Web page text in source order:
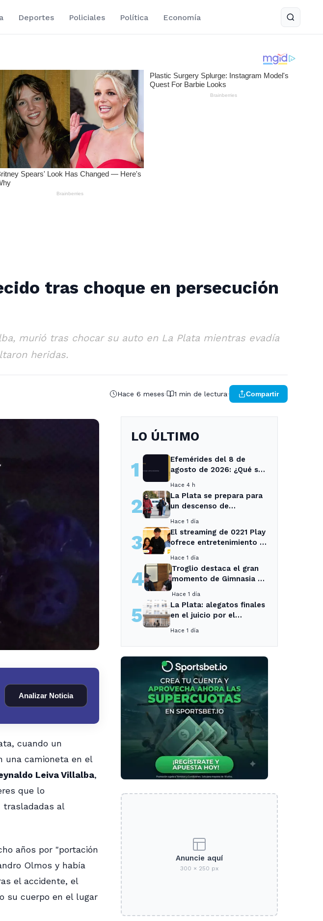
Deportes Policiales Política Economía
tras choque en persecución
murió tras chocar su auto en La Plata mientras evadía
heridas.
Hace 6 meses 1 min de lectura Compartir
Analizar Noticia
cuando un
una camioneta en el
Leiva Villalba,
que lo
trasladadas al
años por "portación
Olmos y había
el accidente, el
su cuerpo en el lugar
LO ÚLTIMO
1
Efemérides del 8 de
agosto de 2026: ¿Qué se
Hace 4 h
2
La Plata se prepara para
un descenso de
Hace 1 día
3
El streaming de 0221 Play
ofrece entretenimiento y
de La Plata y Ensenada.
Hace 1 día
4
Troglio destaca el gran
momento de Gimnasia y
entrenador
Hace 1 día
5
La Plata: alegatos finales
en el juicio por el
Hace 1 día
Anuncie aquí
300 × 250 px